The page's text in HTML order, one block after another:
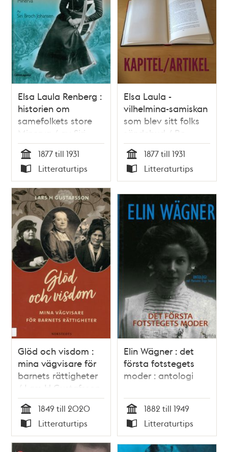
Elsa Laula Renberg :
historien om
samefolkets store
Minerva / av Siri
Broch Johansen
Tid
1877 till 1931
Typ
Litteraturtips
Elsa Laula -
vilhelmina-samiskan
som blev sitt folks
sändebud / Bo
Lundmark
Tid
1877 till 1931
Typ
Litteraturtips
Glöd och visdom :
mina vägvisare för
barnets rättigheter
/ Lars H Gustafsson
Tid
1849 till 2020
Typ
Litteraturtips
Elin Wägner : det
första fotstegets
moder : antologi
Tid
1882 till 1949
Typ
Litteraturtips